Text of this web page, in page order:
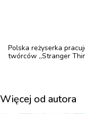
właśnie ta
Polska reżyserka
twórców „Stranger
Więcej od autora